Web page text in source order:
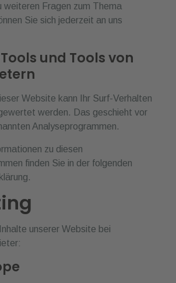
weiteren Fragen zum Thema
Sie sich jederzeit an uns
und Tools von
Website kann Ihr Surf-Verhalten
werden. Das geschieht vor
Analyseprogrammen.
zu diesen
finden Sie in der folgenden
unserer Website bei